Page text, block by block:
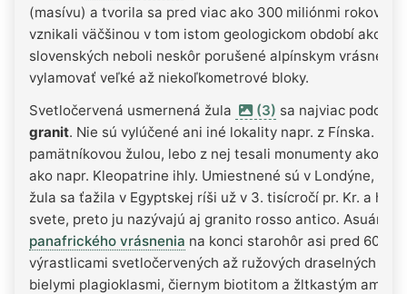
(masívu) a tvorila sa pred viac ako 300 miliónmi rokov.
vznikali väčšinou v tom istom geologickom období ako
slovenských neboli neskôr porušené alpínskym
vylamovať veľké až niekoľkometrové bloky.
Svetločervená usmernená žula
(3) sa najviac podobá
granit. Nie sú vylúčené ani iné lokality napr. z Fínska.
pamätníkovou žulou, lebo z nej tesali monumenty ako
ako napr. Kleopatrine ihly. Umiestnené sú v Londýne, v
žula sa ťažila v Egyptskej ríši už v 3. tisícročí pr. Kr. a
svete, preto ju nazývajú aj granito rosso antico.
panafrického vrásnenia na konci starohôr asi pred 606
výrastlicami svetločervených až ružových draselných
bielymi plagioklasmi, čiernym biotitom a žltkastým